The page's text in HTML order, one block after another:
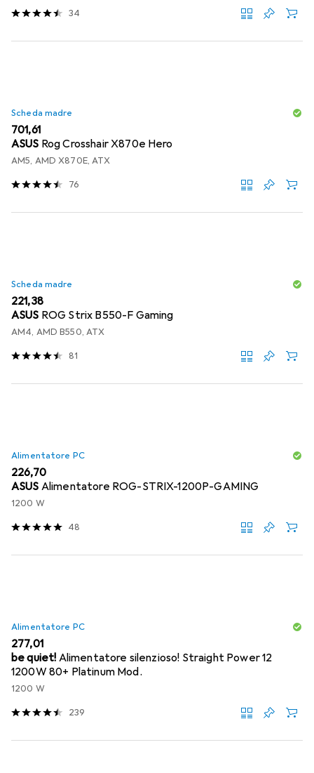
34
Scheda madre
EUR
701,61
ASUS Rog Crosshair X870e Hero
AM5, AMD X870E, ATX
76
Scheda madre
EUR
221,38
ASUS ROG Strix B550-F Gaming
AM4, AMD B550, ATX
81
Alimentatore PC
EUR
226,70
ASUS Alimentatore ROG-STRIX-1200P-GAMING
1200 W
48
Alimentatore PC
EUR
277,01
be quiet! Alimentatore silenzioso! Straight Power 12
1200W 80+ Platinum Mod.
1200 W
239